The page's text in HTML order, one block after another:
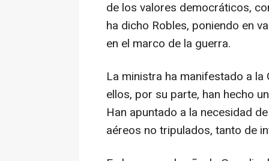
de los valores democráticos,
ha dicho Robles, poniendo en
en el marco de la guerra.
La ministra ha manifestado a
ellos, por su parte, han hecho
Han apuntado a la necesidad
aéreos no tripulados, tanto de